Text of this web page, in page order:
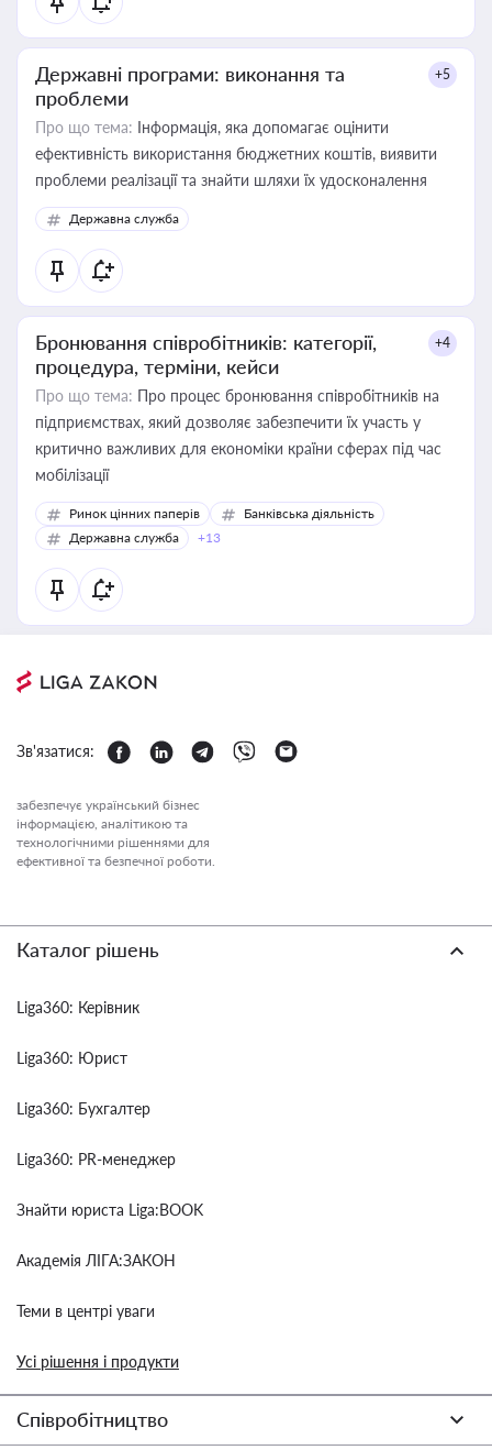
Державні програми: виконання та
проблеми
+5
Про що тема: Інформація, яка допомагає оцінити
ефективність використання бюджетних коштів, виявити
проблеми реалізації та знайти шляхи їх удосконалення
Державна служба
Бронювання співробітників: категорії,
процедура, терміни, кейси
+4
Про що тема: Про процес бронювання співробітників на
підприємствах, який дозволяє забезпечити їх участь у
критично важливих для економіки країни сферах під час
мобілізації
Ринок цінних паперів
Банківська діяльність
Державна служба
+13
Зв'язатися:
забезпечує український бізнес
інформацією, аналітикою та
технологічними рішеннями для
ефективної та безпечної роботи.
Каталог рішень
Liga360: Керівник
Liga360: Юрист
Liga360: Бухгалтер
Liga360: PR-менеджер
Знайти юриста Liga:BOOK
Академія ЛІГА:ЗАКОН
Теми в центрі уваги
Усі рішення і продукти
Співробітництво